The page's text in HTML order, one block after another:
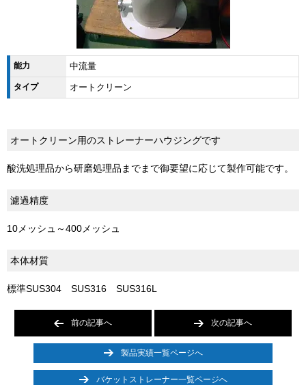
能力 中流量
タイプ オートクリーン
オートクリーン用のストレーナーハウジングです
酸洗処理品から研磨処理品までまで御要望に応じて製作可能です。
濾過精度
10メッシュ～400メッシュ
本体材質
標準SUS304 SUS316 SUS316L
前の記事へ 次の記事へ
製品実績一覧ページへ
バケットストレーナー一覧ページへ